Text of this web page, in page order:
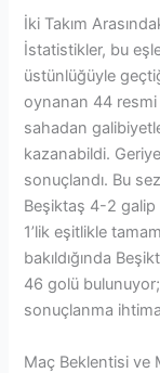
İki Takım
İstatistikler, bu
üstünlüğüyle
oynanan 44
sahadan
kazanabildi.
sonuçlandı. Bu
Beşiktaş 4-2 galip
1’lik eşitlikle
bakıldığında
46 golü
sonuçlanma
Maç Beklentisi ve